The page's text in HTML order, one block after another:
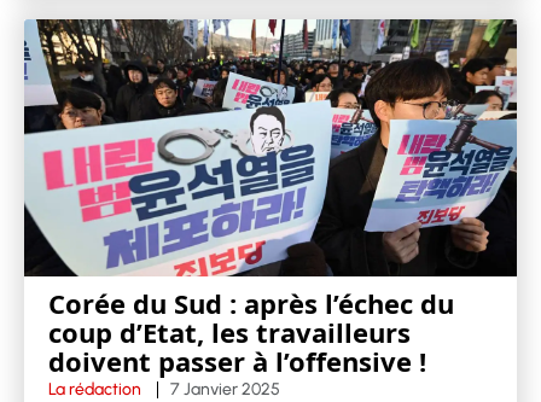
Corée du Sud : après l’échec du
coup d’Etat, les travailleurs
doivent passer à l’offensive !
La rédaction 7 Janvier 2025